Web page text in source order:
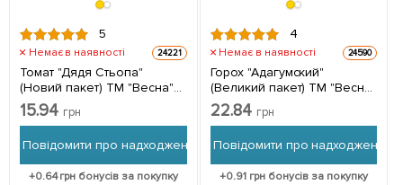
5
Немає в наявності 24221
Томат "Дядя Стьопа"
(Новий пакет) ТМ "Весна"
0.1г
15.94 грн
Повідомити про надходження
+0.64грн бонусів за покупку
4
Немає в наявності 24590
Горох "Адагумский"
(Великий пакет) ТМ "Весна"
20г
22.84 грн
Повідомити про надходження
+0.91 грн бонусів за покупку